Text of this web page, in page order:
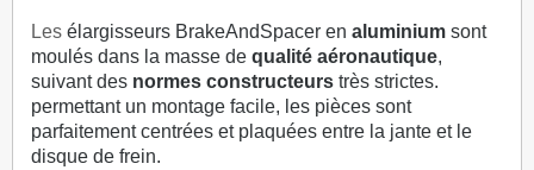
Les élargisseurs BrakeAndSpacer en aluminium sont
moulés dans la masse de qualité aéronautique,
suivant des normes constructeurs très strictes.
permettant un montage facile, les pièces sont
parfaitement centrées et plaquées entre la jante et le
disque de frein.